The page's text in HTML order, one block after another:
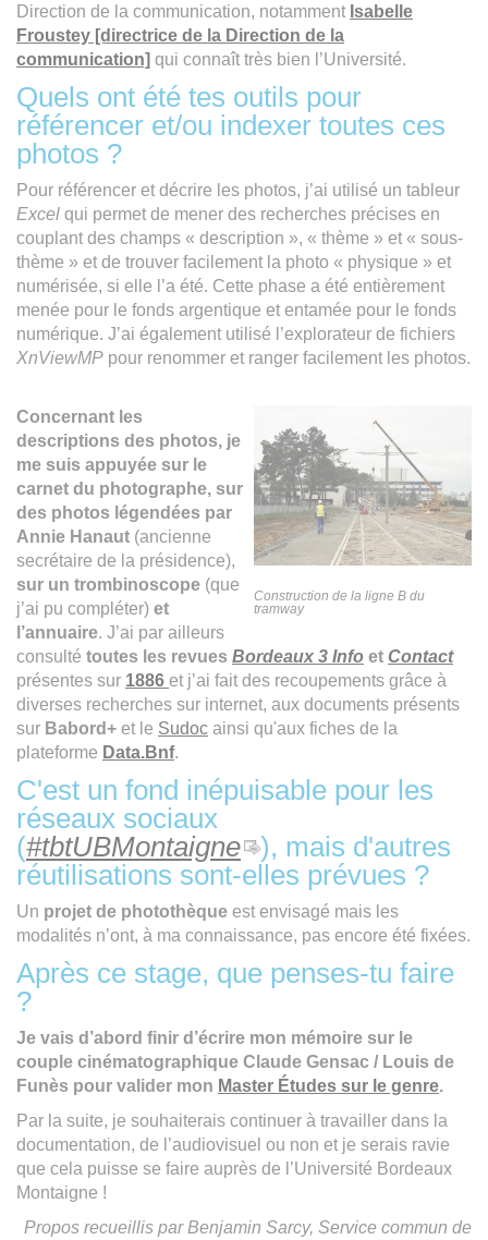
Direction de la communication, notamment Isabelle
Froustey [directrice de la Direction de la
communication] qui connaît très bien l’Université.
Quels ont été tes outils pour
référencer et/ou indexer toutes ces
photos ?
Pour référencer et décrire les photos, j’ai utilisé un tableur
Excel qui permet de mener des recherches précises en
couplant des champs « description », « thème » et « sous-
thème » et de trouver facilement la photo « physique » et
numérisée, si elle l’a été. Cette phase a été entièrement
menée pour le fonds argentique et entamée pour le fonds
numérique. J’ai également utilisé l’explorateur de fichiers
XnViewMP pour renommer et ranger facilement les photos.
Construction de la ligne B du
tramway
Concernant les
descriptions des photos, je
me suis appuyée sur le
carnet du photographe, sur
des photos légendées par
Annie Hanaut (ancienne
secrétaire de la présidence),
sur un trombinoscope (que
j’ai pu compléter) et
l’annuaire. J’ai par ailleurs
consulté toutes les revues Bordeaux 3 Info et Contact
présentes sur 1886 et j’ai fait des recoupements grâce à
diverses recherches sur internet, aux documents présents
sur Babord+ et le Sudoc ainsi qu'aux fiches de la
plateforme Data.Bnf.
C'est un fond inépuisable pour les
réseaux sociaux
(#tbtUBMontaigne ), mais d'autres
réutilisations sont-elles prévues ?
Un projet de photothèque est envisagé mais les
modalités n’ont, à ma connaissance, pas encore été fixées.
Après ce stage, que penses-tu faire
?
Je vais d’abord finir d’écrire mon mémoire sur le
couple cinématographique Claude Gensac / Louis de
Funès pour valider mon Master Études sur le genre.
Par la suite, je souhaiterais continuer à travailler dans la
documentation, de l’audiovisuel ou non et je serais ravie
que cela puisse se faire auprès de l’Université Bordeaux
Montaigne !
Propos recueillis par Benjamin Sarcy, Service commun de